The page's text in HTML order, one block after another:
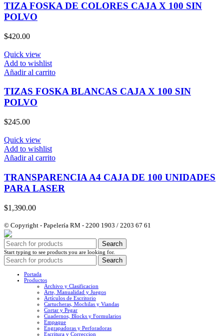
TIZA FOSKA DE COLORES CAJA X 100 SIN
POLVO
$420.00
Quick view
Add to wishlist
Añadir al carrito
TIZAS FOSKA BLANCAS CAJA X 100 SIN
POLVO
$245.00
Quick view
Add to wishlist
Añadir al carrito
TRANSPARENCIA A4 CAJA DE 100 UNIDADES
PARA LASER
$1,390.00
© Copyright - Papelería RM - 2200 1903 / 2203 67 61
Search
Start typing to see products you are looking for.
Search
Portada
Productos
Archivo y Clasificacion
Arte, Manualidad y Juegos
Artículos de Escritorio
Cartucheras, Mochilas y Viandas
Cortar y Pegar
Cuadernos, Blocks y Formularios
Empaque
Engrapadoras y Perforadoras
Escritura y Correccion